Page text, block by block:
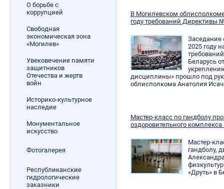
О борьбе с
коррупцией
Свободная
экономическая зона
«Могилев»
Увековечение памяти
защитников
Отечества и жертв
войн
Историко-культурное
наследие
Монументальное
искусство
Фотогалерея
Республиканские
гидрологические
заказники
В Могилевском
году требований Директивы
Заседание
2025 году
Беларусь
дисциплины» прошло под
облисполкома Анатолия
Мастер-класс по гандболу
оздоровительного
Мастер-
гандболу,
«Друть» в